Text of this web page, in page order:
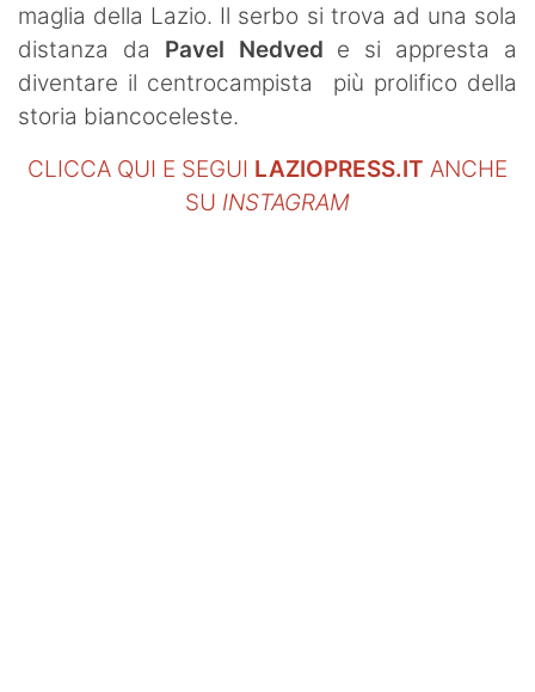
maglia della Lazio. Il serbo si trova ad una sola
distanza da Pavel Nedved e si appresta a
diventare il centrocampista più prolifico della
storia biancoceleste.
CLICCA QUI E SEGUI LAZIOPRESS.IT ANCHE
SU INSTAGRAM